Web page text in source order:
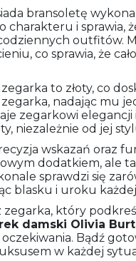
bransoletę
charakteru i sprawia,
outfitów.
co sprawia, że
to złoty, co
nadając mu
zegarkowi elegancji
niezależnie od jej
wskazań oraz
dodatkiem, ale
sprawdzi się
blasku i uroku
zegarka, który
damski Olivia
oczekiwania. Bądź
w każdej